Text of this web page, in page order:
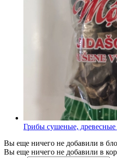
Грибы сушеные,
Вы еще ничего не добавили в
Вы еще ничего не добавили в